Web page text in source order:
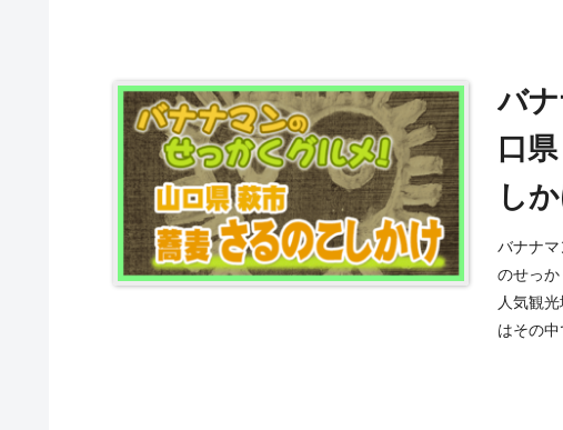
バ
口
し
ぎ
バナナ
のせっ
人気観
はその